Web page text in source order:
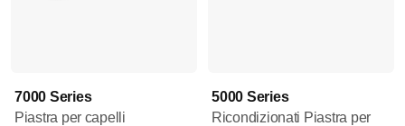
7000 Series
Piastra per capelli
5000 Series
Ricondizionati Piastra per